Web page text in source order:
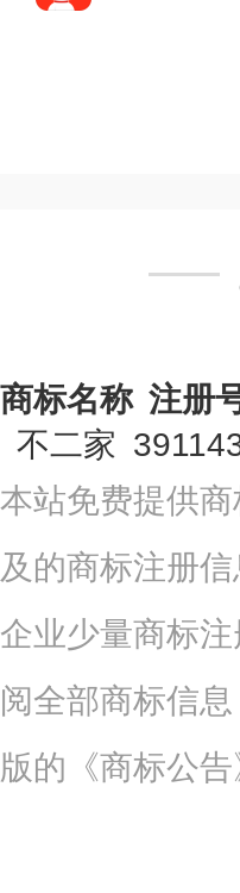
商标名称 注册
不二家
本站免费提供
及的商标注册
企业少量商标
阅全部商标信
版的《商标公告